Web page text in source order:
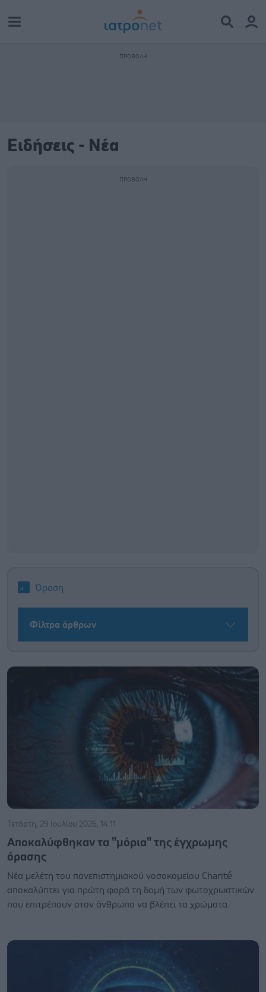
Ειδήσεις - Νέα
Όραση
Φίλτρα άρθρων
Τετάρτη, 29 Ιουλίου 2026, 14:11
Αποκαλύφθηκαν τα "μόρια" της έγχρωμης
όρασης
Νέα μελέτη του πανεπιστημιακού νοσοκομείου Charité
αποκαλύπτει για πρώτη φορά τη δομή των φωτοχρωστικών
που επιτρέπουν στον άνθρωπο να βλέπει τα χρώματα.